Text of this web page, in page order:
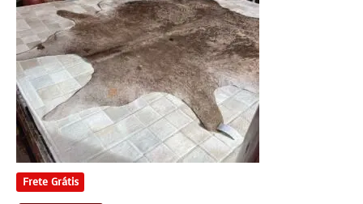
Frete Grátis